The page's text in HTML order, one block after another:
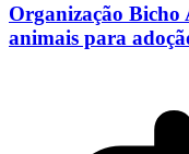
Organização Bicho
animais para